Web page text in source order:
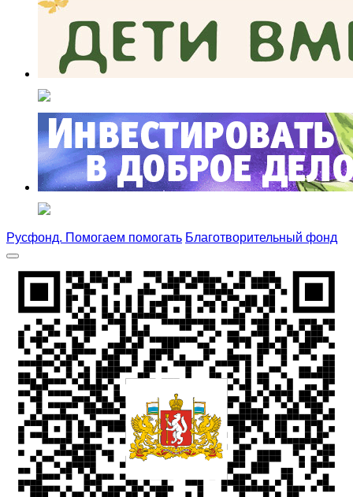
Русфонд. Помогаем помогать Благотворительный фонд